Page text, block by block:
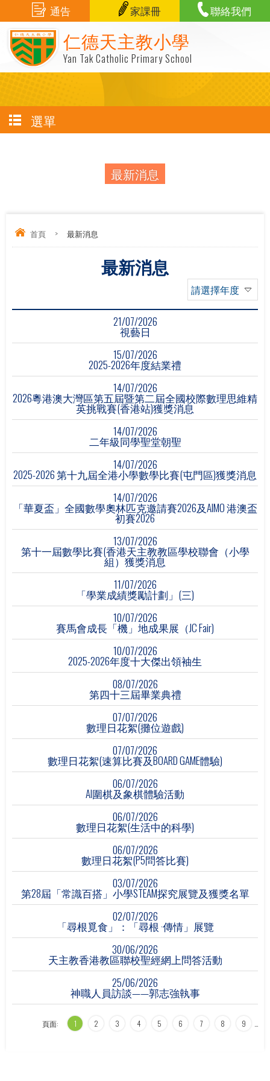
仁德天主教小學
Yan Tak Catholic Primary School
通告 家課冊 聯絡我們
選單
最新消息
首頁 > 最新消息
最新消息
請選擇年度
21/07/2026
視藝日
15/07/2026
2025-2026年度結業禮
14/07/2026
2026粵港澳大灣區第五屆暨第二屆全國校際數理思維精
英挑戰賽(香港站)獲獎消息
14/07/2026
二年級同學聖堂朝聖
14/07/2026
2025-2026 第十九屆全港小學數學比賽(屯門區)獲獎消息
14/07/2026
「華夏盃」全國數學奧林匹克邀請賽2026及AIMO 港澳盃
初賽2026
13/07/2026
第十一屆數學比賽(香港天主教教區學校聯會（小學
組）獲獎消息
11/07/2026
「學業成績獎勵計劃」(三)
10/07/2026
賽馬會成長「機」地成果展（JC Fair)
10/07/2026
2025-2026年度十大傑出領袖生
08/07/2026
第四十三屆畢業典禮
07/07/2026
數理日花絮(攤位遊戲)
07/07/2026
數理日花絮(速算比賽及BOARD GAME體驗)
06/07/2026
AI圍棋及象棋體驗活動
06/07/2026
數理日花絮(生活中的科學)
06/07/2026
數理日花絮(P5問答比賽)
03/07/2026
第28屆「常識百搭」小學STEAM探究展覽及獲獎名單
02/07/2026
「尋根覓食」：「尋根 ·傳情」展覽
30/06/2026
天主教香港教區聯校聖經網上問答活動
25/06/2026
神職人員訪談——郭志強執事
頁面: 1 2 3 4 5 6 7 8 9 …